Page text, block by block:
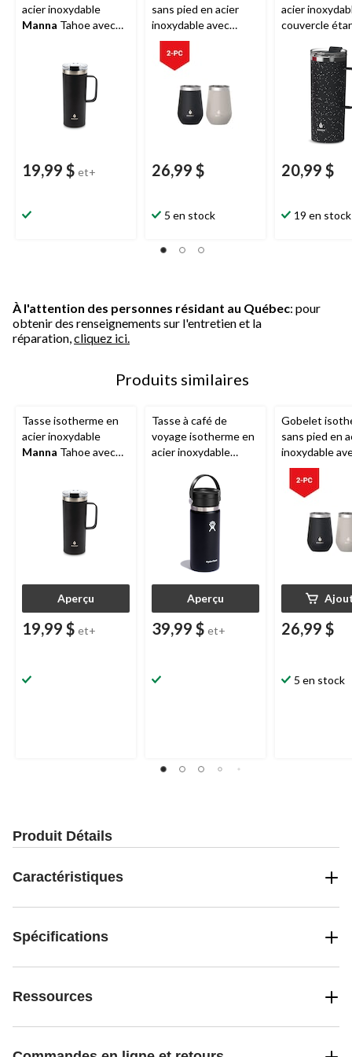
acier inoxydable
Manna Tahoe avec
19,99 $ et+
sans pied en acier
inoxydable avec
couvercle anti-
éclaboussures
Manna
355 mL, paq. 2
26,99 $
5 en stock
acier
couvercle
moucheté
20,99 $
19 en stock
À l'attention des personnes résidant au Québec: pour
obtenir des renseignements sur l'entretien et la
réparation, cliquez ici.
Produits similaires
Tasse isotherme en
acier inoxydable
Manna Tahoe avec
Aperçu
19,99 $ et+
Tasse à café de
voyage isotherme en
acier inoxydable
couvercle à bec
flexible, couleurs
variées, 16 oz
Aperçu
39,99 $ et+
Gobelet
sans pied en
inoxydable
couvercle
éclaboussures
Manna
355 mL, paq. 2
26,99 $
5 en stock
Produit Détails
Caractéristiques
Spécifications
Ressources